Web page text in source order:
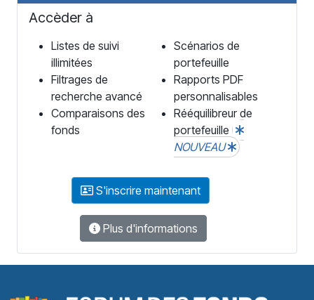
Accèder à
Listes de suivi
illimitées
Filtrages de
recherche avancé
Comparaisons des
fonds
Scénarios de
portefeuille
Rapports PDF
personnalisables
Rééquilibreur de
portefeuille
NOUVEAU
S'inscrire maintenant
Plus d'informations